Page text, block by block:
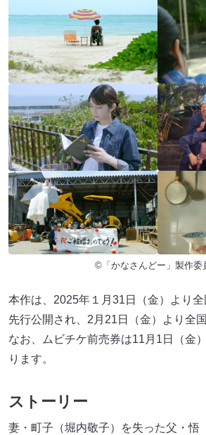
©︎「かなさんどー」製作委
本作は、2025年１月31日（金）より
先行公開され、2月21日（金）より全
なお、ムビチケ前売券は11月1日（金
ります。
ストーリー
妻・町子（堀内敬子）を失った父・悟